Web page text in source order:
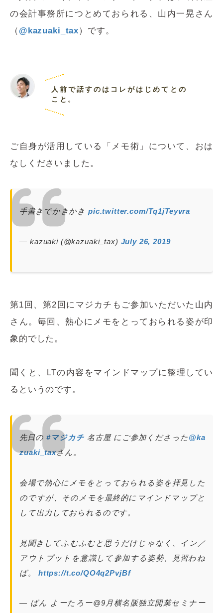
の会計事務所につとめておられる、山内一晃さん
（ @kazuaki_tax） です。
人前で話すのはコレがはじめてとの
こと。
ご自身が活用している「メモ術」について、おは
なしくださいました。
手書きでかきかき pic.twitter.com/Tq1jTeyvra
— kazuaki (@kazuaki_tax) July 26, 2019
第1回、第2回にマジカチもご参加いただいた山内
さん。毎回、熱心にメモをとっておられる姿が印
象的でした。
聞くと、LTの内容をマインドマップに整理してい
るというのです。
先日の#マジカチ 名古屋 にご参加くださった@ka
zuaki_taxさん。
会場で熱心にメモをとっておられる姿を拝見した
のですが、そのメモを最終的にマインドマップと
して出力しておられるのです。
見聞きしてふむふむと思うだけじゃなく、イン／
アウトプットを意識して参加する姿勢、見習わね
ば。 https://t.co/QO4q2PvjBf
— ばん よーたろー@9月横名阪独立開業セミナー